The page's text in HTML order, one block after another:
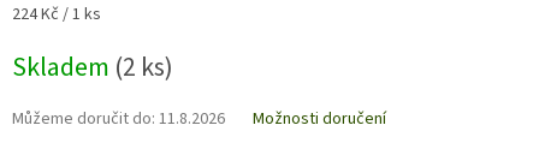
Měrná
224 Kč / 1 ks
Skladem (2 ks)
Můžeme doručit do: 11.8.2026 Možnosti doručení